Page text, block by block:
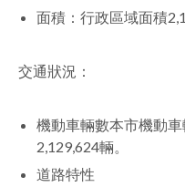
面積：行政區域面積
交通狀況：
機動車輛數本市機動
2,129,624輛。
道路特性